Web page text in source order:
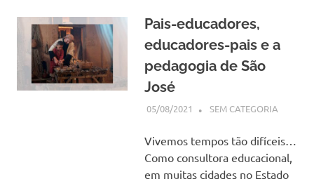
–
Brasil
Pais-educadores,
educadores-pais e a
pedagogia de São
José
05/08/2021 SSPS BRASIL
SEM CATEGORIA
Vivemos tempos tão difíceis…
Como consultora educacional,
em muitas cidades no Estado